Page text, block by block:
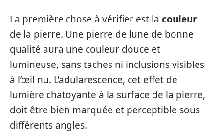
La première chose à vérifier est la couleur
de la pierre. Une pierre de lune de bonne
qualité aura une couleur douce et
lumineuse, sans taches ni inclusions visibles
à l’œil nu. L’adularescence, cet effet de
lumière chatoyante à la surface de la pierre,
doit être bien marquée et perceptible sous
différents angles.